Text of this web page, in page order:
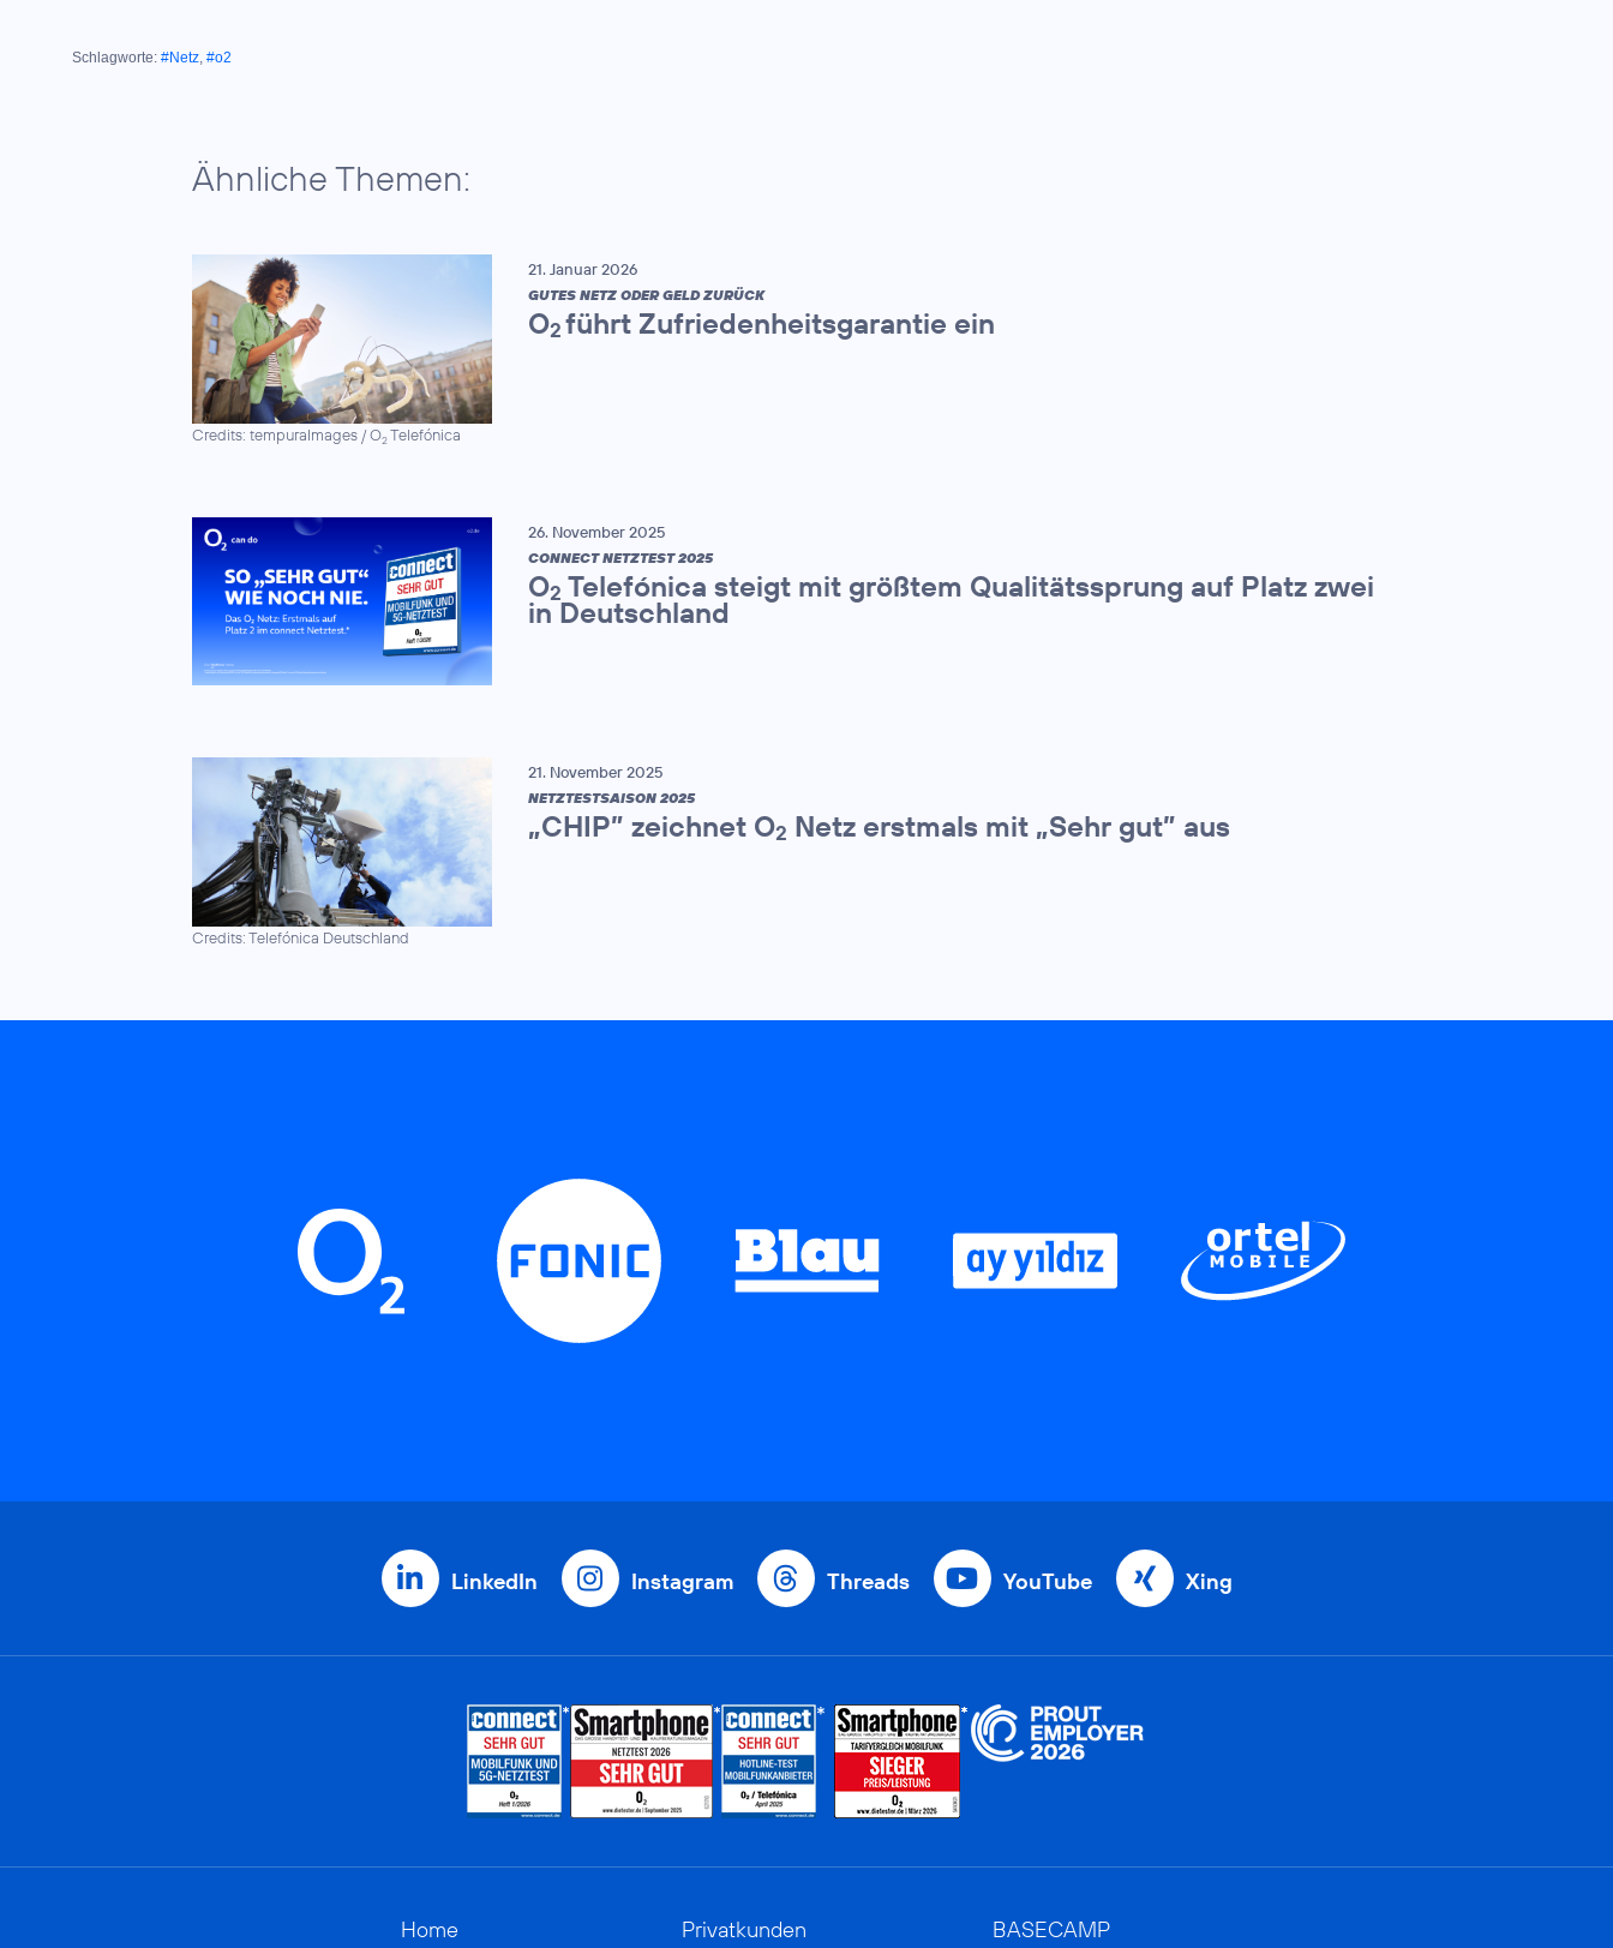
Schlagworte: #Netz, #o2
Ähnliche Themen:
Credits: tempuraImages / O2Telefónica
21. Januar 2026
GUTES NETZ ODER GELD ZURÜCK
O2führt Zufriedenheitsgarantie ein
26. November 2025
CONNECT NETZTEST 2025
O2 Telefónica steigt mit größtem Qualitätssprung auf Platz zwei
in Deutschland
Credits: Telefónica Deutschland
21. November 2025
NETZTESTSAISON 2025
„CHIP” zeichnet O2 Netz erstmals mit „Sehr gut” aus
LinkedIn Instagram Threads YouTube Xing
Home Privatkunden BASECAMP